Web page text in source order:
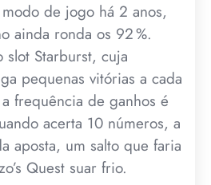
de jogo há 2 anos,
ainda ronda os 92 %.
Starburst, cuja
pequenas vitórias a cada
frequência de ganhos é
acerta 10 números, a
aposta, um salto que faria
Quest suar frio.